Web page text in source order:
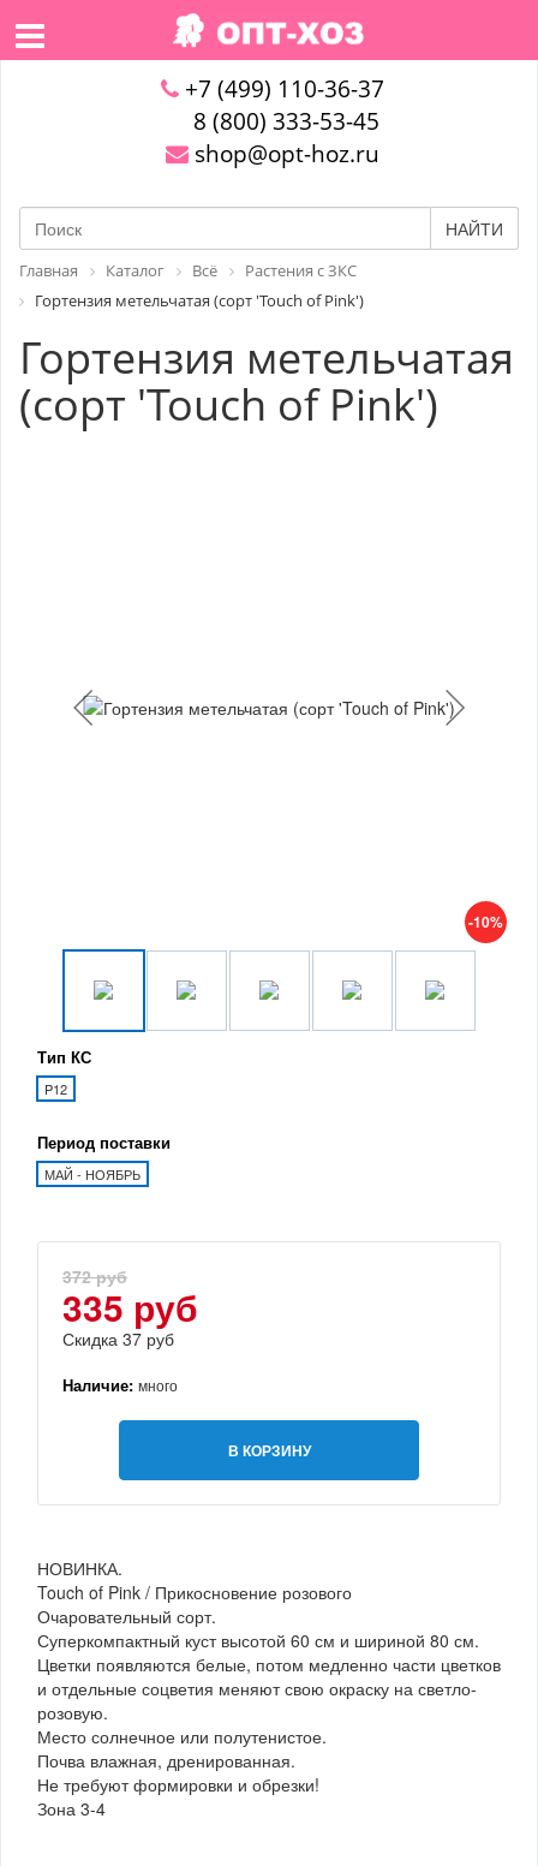
+7 (499) 110-36-37
8 (800) 333-53-45
shop@opt-hoz.ru
НАЙТИ
Главная Каталог Всё
Растения с ЗКС
Гортензия метельчатая (сорт 'Touch of Pink')
Гортензия метельчатая
(сорт 'Touch of Pink')
-10%
Тип КС
P12
Период поставки
МАЙ - НОЯБРЬ
372 руб
335 руб
Скидка 37 руб
Наличие: много
В КОРЗИНУ
НОВИНКА.
Touch of Pink / Прикосновение розового
Очаровательный сорт.
Суперкомпактный куст высотой 60 см и шириной 80 см.
Цветки появляются белые, потом медленно части цветков
и отдельные соцветия меняют свою окраску на светло-
розовую.
Место солнечное или полутенистое.
Почва влажная, дренированная.
Не требуют формировки и обрезки!
Зона 3-4